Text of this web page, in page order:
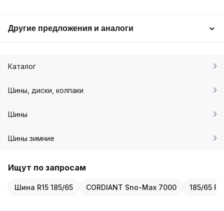
Другие предложения и аналоги
Каталог
Шины, диски, колпаки
Шины
Шины зимние
Ищут по запросам
Шина R15 185/65 CORDIANT Sno-Max 7000 185/65